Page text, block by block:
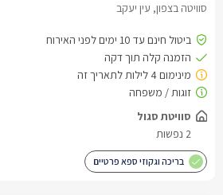
סוויטה בצפון, עין יעקב
סוויטת סגול
2 נפשות
בריכה וגקוזי ספא פרטיים